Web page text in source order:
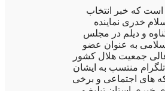
است که خبر انتخاب
خدری نماینده
و دیلم در مجلس
به عنوان عضو
جمعیت هلال کشور
تلگرام منتسب به ایشان
های اجتماعی و برخی